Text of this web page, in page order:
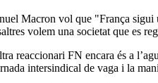
Macron vol que "França sigui
volem una societat que es
reaccionari FN encara és a
intersindical de vaga i la